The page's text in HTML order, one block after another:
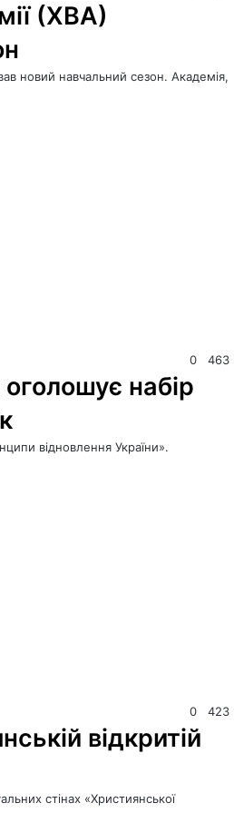
(ХВА)
новий навчальний сезон. Академія,
0 463
набір
відновлення України».
0 423
відкритій
стінах «Християнської